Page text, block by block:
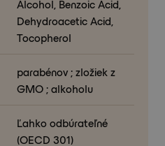
Alcohol, Benzoic Acid,
Dehydroacetic Acid,
Tocopherol
parabénov ; zložiek z
GMO ; alkoholu
Ľahko odbúrateľné
(OECD 301)